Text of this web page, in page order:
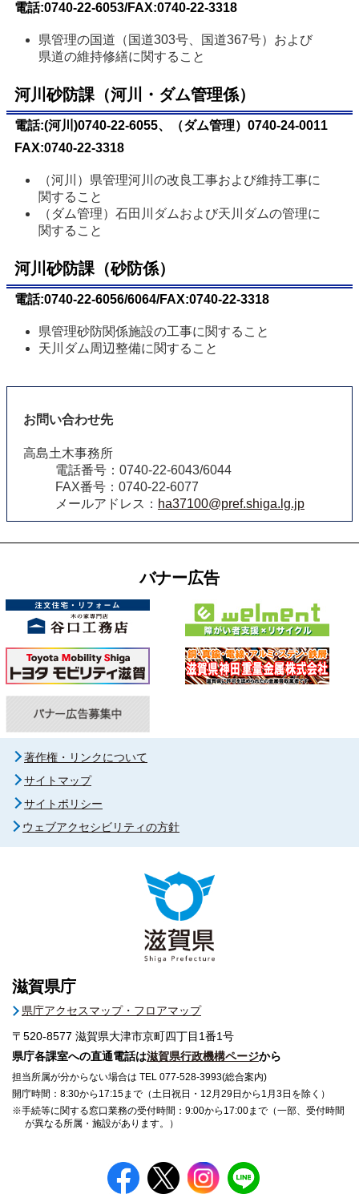
電話:0740-22-6053/FAX:0740-22-3318
県管理の国道（国道303号、国道367号）および
県道の維持修繕に関すること
河川砂防課（河川・ダム管理係）
電話:(河川)0740-22-6055、（ダム管理）0740-24-0011
FAX:0740-22-3318
（河川）県管理河川の改良工事および維持工事に
関すること
（ダム管理）石田川ダムおよび天川ダムの管理に
関すること
河川砂防課（砂防係）
電話:0740-22-6056/6064/FAX:0740-22-3318
県管理砂防関係施設の工事に関すること
天川ダム周辺整備に関すること
お問い合わせ先
高島土木事務所
電話番号：0740-22-6043/6044
FAX番号：0740-22-6077
メールアドレス： ha37100@pref.shiga.lg.jp
バナー広告
著作権・リンクについて
サイトマップ
サイトポリシー
ウェブアクセシビリティの方針
滋賀県庁
県庁アクセスマップ・フロアマップ
〒520-8577 滋賀県大津市京町四丁目1番1号
県庁各課室への直通電話は滋賀県行政機構ページから
担当所属が分からない場合は TEL 077-528-3993(総合案内)
開庁時間：8:30から17:15まで（土日祝日・12月29日から1月3日を除く）
※手続等に関する窓口業務の受付時間：9:00から17:00まで（一部、受付時間
が異なる所属・施設があります。）